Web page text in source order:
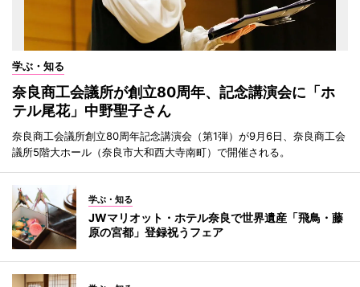
学ぶ・知る
奈良商工会議所が創立80周年、記念講演会に「ホ
テル尾花」中野聖子さん
奈良商工会議所創立80周年記念講演会（第1弾）が9月6日、奈良商工会
議所5階大ホール（奈良市大和西大寺南町）で開催される。
学ぶ・知る
JWマリオット・ホテル奈良で世界遺産「飛鳥・藤
原の宮都」登録祝うフェア